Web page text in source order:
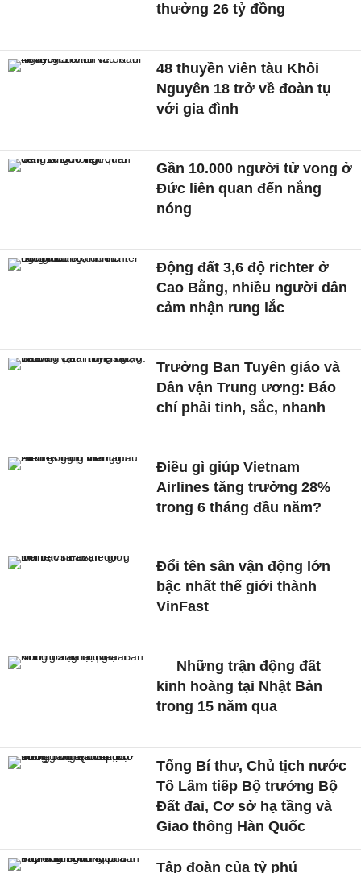
thưởng 26 tỷ đồng
48 thuyền viên tàu Khôi
Nguyên 18 trở về đoàn tụ
với gia đình
Gần 10.000 người tử vong ở
Đức liên quan đến nắng
nóng
Động đất 3,6 độ richter ở
Cao Bằng, nhiều người dân
cảm nhận rung lắc
Trưởng Ban Tuyên giáo và
Dân vận Trung ương: Báo
chí phải tinh, sắc, nhanh
Điều gì giúp Vietnam
Airlines tăng trưởng 28%
trong 6 tháng đầu năm?
Đổi tên sân vận động lớn
bậc nhất thế giới thành
VinFast
Những trận động đất
kinh hoàng tại Nhật Bản
trong 15 năm qua
Tổng Bí thư, Chủ tịch nước
Tô Lâm tiếp Bộ trưởng Bộ
Đất đai, Cơ sở hạ tầng và
Giao thông Hàn Quốc
Tập đoàn của tỷ phú